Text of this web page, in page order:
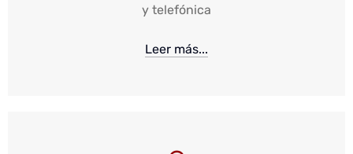
y telefónica
Leer más...